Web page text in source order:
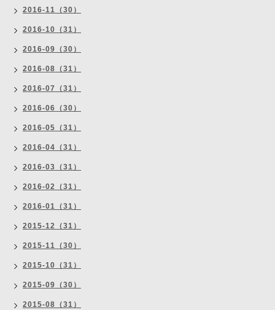
2016-11（30）
2016-10（31）
2016-09（30）
2016-08（31）
2016-07（31）
2016-06（30）
2016-05（31）
2016-04（31）
2016-03（31）
2016-02（31）
2016-01（31）
2015-12（31）
2015-11（30）
2015-10（31）
2015-09（30）
2015-08（31）